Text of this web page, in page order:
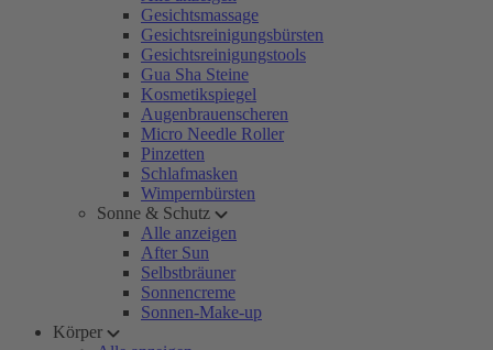
Gesichtsmassage
Gesichtsreinigungsbürsten
Gesichtsreinigungstools
Gua Sha Steine
Kosmetikspiegel
Augenbrauenscheren
Micro Needle Roller
Pinzetten
Schlafmasken
Wimpernbürsten
Sonne & Schutz
Alle anzeigen
After Sun
Selbstbräuner
Sonnencreme
Sonnen-Make-up
Körper